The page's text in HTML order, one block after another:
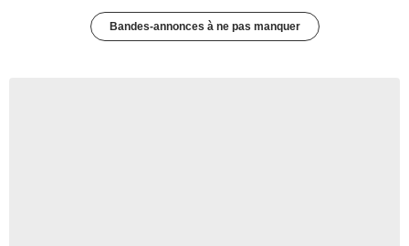
Bandes-annonces à ne pas manquer